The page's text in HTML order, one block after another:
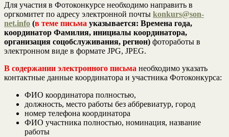
Для участия в Фотоконкурсе необходимо направить в
оргкомитет по адресу электронной почты konkurs@son-
net.info (в теме письма указывается: Времена года,
координатор Фамилия, инициалы координатора,
организация соцобслуживания, регион) фотоработы в
электронном виде в формате JPG, JPEG.
В содержании электронного письма необходимо указать
контактные данные координатора и участника Фотоконкурса:
ФИО координатора полностью,
должность, место работы без аббревиатур, город
номер телефона координатора
ФИО участника полностью, номинация, название
работы